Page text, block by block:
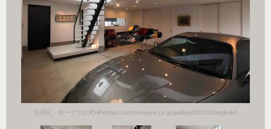
引用元：ホープス公式HP(https://archi-hopes.co.jp/gallery/201704stgknk/)